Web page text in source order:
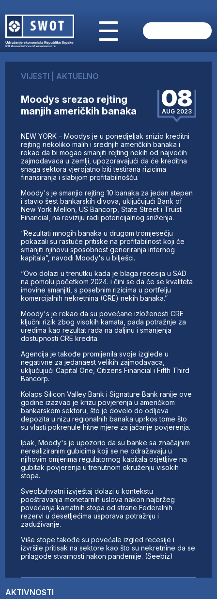
O NAMA
AKTUELNO
ANALIZE
FINANSIJE
IZ STRANIH MEDIJA
AKTIVNOSTI
SWOT INTERVJU
KONTAKT
AKTIVNOSTI
VIJESTI AKTUELNO
Moodys srezao rejting
manjih američkih banaka
08
AUG 2023
NEW YORK – Moodys je u ponedjeljak snizio kreditni
rejting nekoliko malih i srednjih američkih banaka i
rekao da bi mogao smanjiti rejting nekih od najvećih
zajmodavaca u zemlji, upozoravajući da će kreditna
snaga sektora vjerojatno biti testirana rizicima
finansiranja i slabijom profitabilnošću.
Moody's je smanjio rejting 10 banaka za jedan stepen
i stavio šest bankarskih divova, uključujući Bank of
New York Mellon, US Bancorp, State Street i Truist
Financial, na reviziju radi potencijalnog sniženja.
“Rezultati mnogih banaka u drugom tromjesečju
pokazali su rastuće pritiske na profitabilnost koji će
smanjiti njihovu sposobnost generiranja internog
kapitala”, navodi Moody's u bilješci.
“Ovo dolazi u trenutku kada je blaga recesija u SAD
na pomolu početkom 2024. i čini se da će se kvaliteta
imovine smanjiti, s posebnim rizicima u portfelju
komercijalnih nekretnina (CRE) nekih banaka.”
Moody's je rekao da su povećane izloženosti CRE
ključni rizik zbog visokih kamata, pada potražnje za
uredima kao rezultat rada na daljinu i smanjenja
dostupnosti CRE kredita.
Agencija je takođe promijenila svoje izglede u
negativne za jedanaest velikih zajmodavaca,
uključujući Capital One, Citizens Financial i Fifth Third
Bancorp.
Kolaps Silicon Valley Bank i Signature Bank ranije ove
godine izazvao je krizu povjerenja u američkom
bankarskom sektoru, što je dovelo do odljeva
depozita u nizu regionalnih banaka uprkos tome što
su vlasti pokrenule hitne mjere za jačanje povjerenja.
Ipak, Moody's je upozorio da su banke sa značajnim
nerealiziranim gubicima koji se ne odražavaju u
njihovim omjerima regulatornog kapitala osjetljive na
gubitak povjerenja u trenutnom okruženju visokih
stopa.
Sveobuhvatni izvještaj dolazi u kontekstu
pooštravanja monetarnih uslova nakon najbržeg
povećanja kamatnih stopa od strane Federalnih
rezervi u desetljećima usporava potražnju i
zaduživanje.
Više stope takođe su povećale izgled recesije i
izvršile pritisak na sektore kao što su nekretnine da se
prilagode stvarnosti nakon pandemije. (Seebiz)